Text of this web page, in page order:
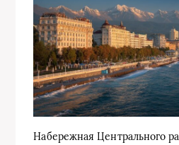
Набережная Центрального